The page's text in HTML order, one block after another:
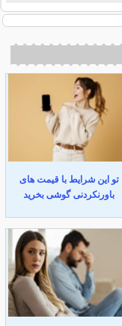
تو این شرایط با قیمت های
باورنکردنی گوشی بخرید